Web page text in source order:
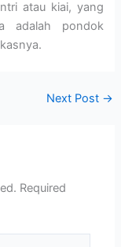
atau kiai, yang
adalah pondok
Next Post →
Required